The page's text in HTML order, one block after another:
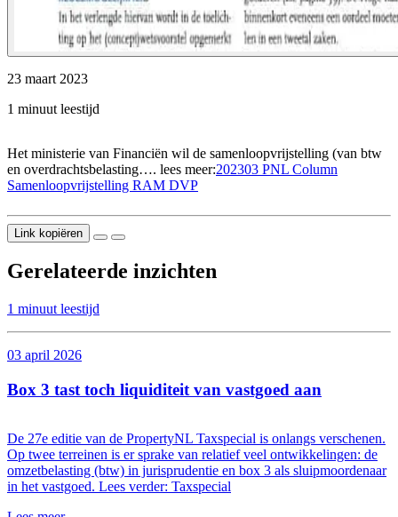
23 maart 2023
1 minuut leestijd
Het ministerie van Financiën wil de samenloopvrijstelling (van btw
en overdrachtsbelasting…. lees meer:202303 PNL Column
Samenloopvrijstelling RAM DVP
Link kopiëren
Gerelateerde inzichten
1 minuut leestijd
03 april 2026
Box 3 tast toch liquiditeit van vastgoed aan
De 27e editie van de PropertyNL Taxspecial is onlangs verschenen.
Op twee terreinen is er sprake van relatief veel ontwikkelingen: de
omzetbelasting (btw) in jurisprudentie en box 3 als sluipmoordenaar
in het vastgoed. Lees verder: Taxspecial